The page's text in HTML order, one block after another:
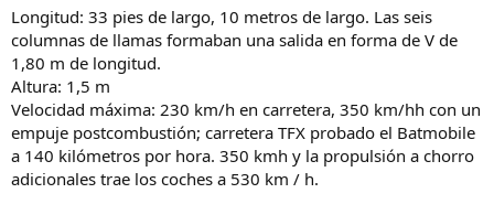
Longitud: 33 pies de largo, 10 metros de largo. Las seis
columnas de llamas formaban una salida en forma de V de
1,80 m de longitud.
Altura: 1,5 m
Velocidad máxima: 230 km/h en carretera, 350 km/hh con un
empuje postcombustión; carretera TFX probado el Batmobile
a 140 kilómetros por hora. 350 kmh y la propulsión a chorro
adicionales trae los coches a 530 km / h.